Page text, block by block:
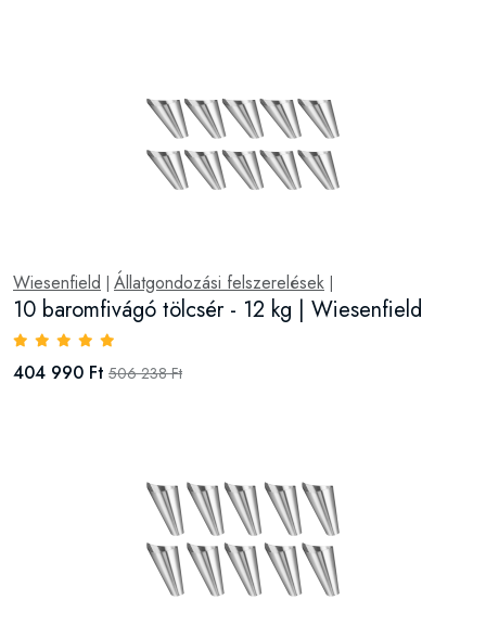
Wiesenfield Állatgondozási felszerelések
10 baromfivágó tölcsér - 12 kg | Wiesenfield
404 990 Ft 506 238 Ft